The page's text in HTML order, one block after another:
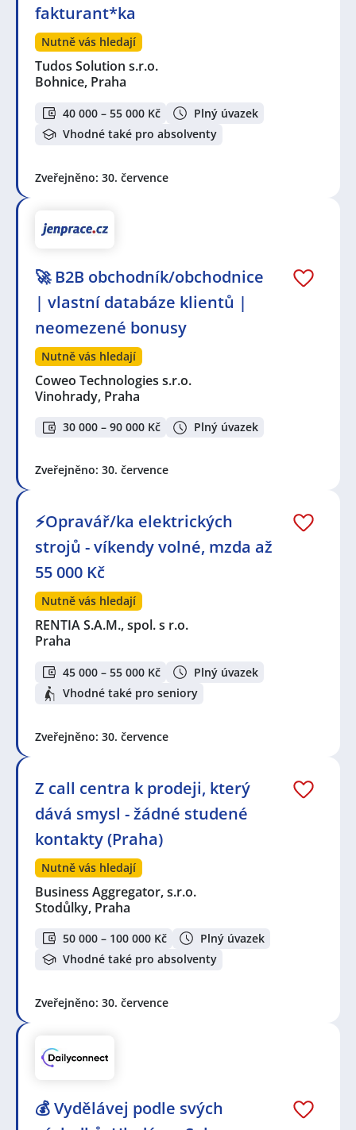
fakturant*ka
Nutně vás hledají
Tudos Solution s.r.o.
Bohnice, Praha
40 000 – 55 000 Kč
Plný úvazek
Vhodné také pro absolventy
Zveřejněno: 30. července
🚀 B2B obchodník/obchodnice
| vlastní databáze klientů |
neomezené bonusy
Nutně vás hledají
Coweo Technologies s.r.o.
Vinohrady, Praha
30 000 – 90 000 Kč Plný úvazek
Zveřejněno: 30. července
⚡Opravář/ka elektrických
strojů - víkendy volné, mzda až
55 000 Kč
Nutně vás hledají
RENTIA S.A.M., spol. s r.o.
Praha
45 000 – 55 000 Kč
Plný úvazek
Vhodné také pro seniory
Zveřejněno: 30. července
Z call centra k prodeji, který
dává smysl - žádné studené
kontakty (Praha)
Nutně vás hledají
Business Aggregator, s.r.o.
Stodůlky, Praha
50 000 – 100 000 Kč
Plný úvazek
Vhodné také pro absolventy
Zveřejněno: 30. července
💰 Vydělávej podle svých